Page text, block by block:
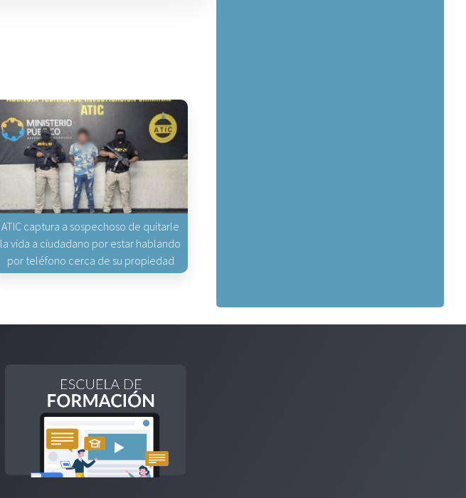
ATIC captura a sospechoso de quitarle
la vida a ciudadano por estar hablando
por teléfono cerca de su propiedad